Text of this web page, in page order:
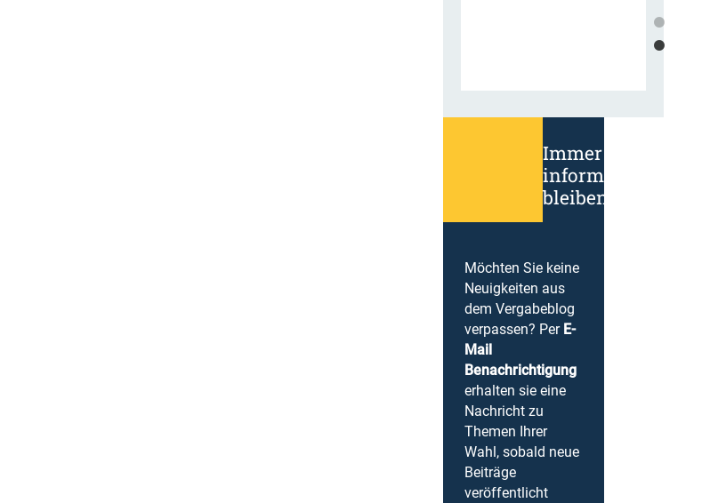
Immer
informiert
bleiben!
Möchten Sie keine
Neuigkeiten aus
dem Vergabeblog
verpassen? Per E-
Mail
Benachrichtigung
erhalten sie eine
Nachricht zu
Themen Ihrer
Wahl, sobald neue
Beiträge
veröffentlicht